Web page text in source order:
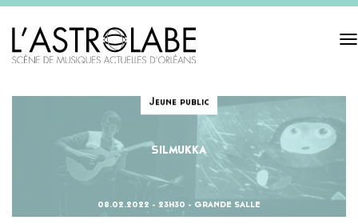
Jeune public
SILMUKKA
08.02.2022 - 23H30 - GRANDE SALLE